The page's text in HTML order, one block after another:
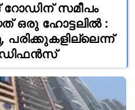
സമീപം
ഒരു ഹോട്ടലിൽ :
പരിക്കുകളില്ലെന്ന്
ഡിഫൻസ്